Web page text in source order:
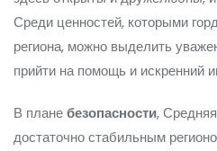
Среди ценностей, которыми
региона, можно выделить
прийти на помощь и искренний
В планебезопасности,
достаточно стабильным